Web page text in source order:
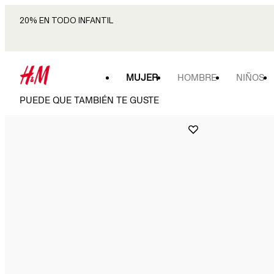
20% EN TODO INFANTIL
MUJER HOMBRE NIÑOS
PUEDE QUE TAMBIÉN TE GUSTE